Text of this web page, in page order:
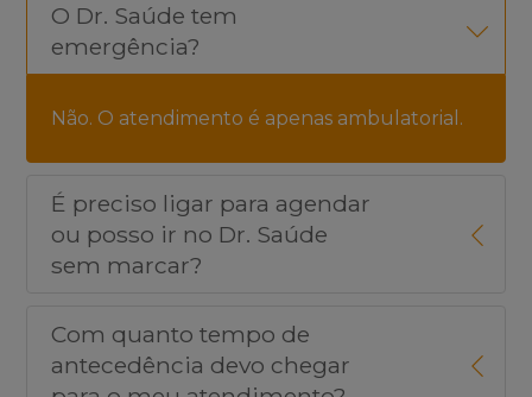
O Dr. Saúde tem
emergência?
Não. O atendimento é apenas ambulatorial.
É preciso ligar para agendar
ou posso ir no Dr. Saúde
sem marcar?
Com quanto tempo de
antecedência devo chegar